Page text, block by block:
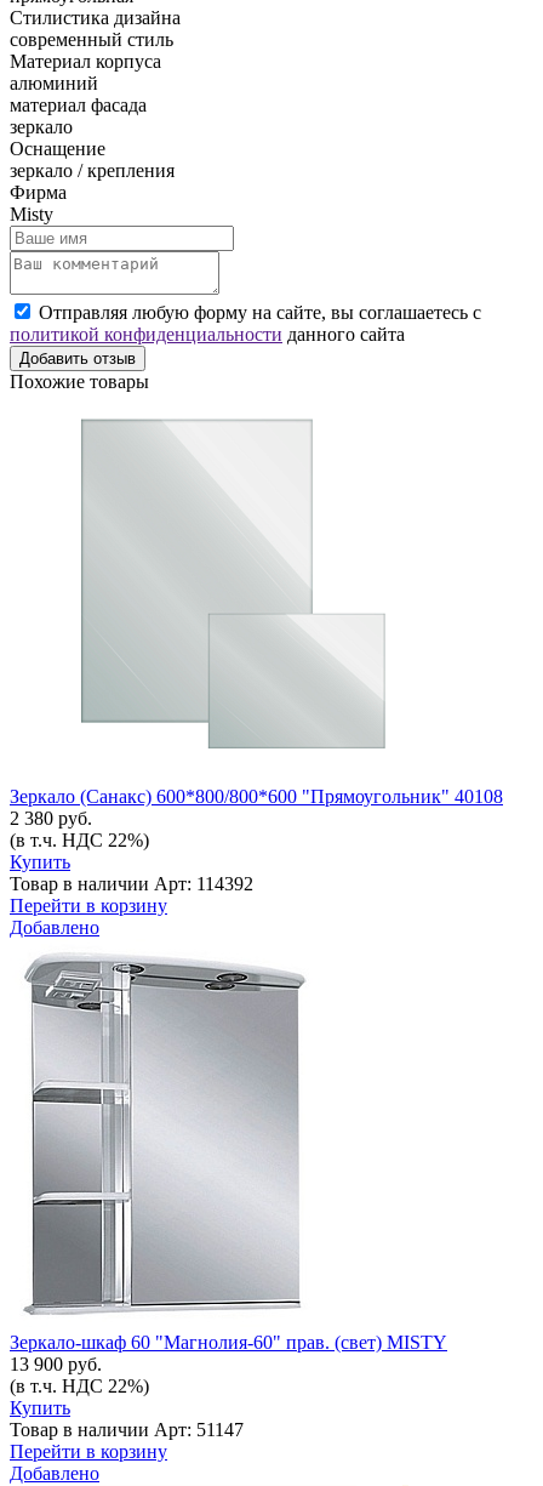
Стилистика дизайна
современный стиль
Материал корпуса
алюминий
материал фасада
зеркало
Оснащение
зеркало / крепления
Фирма
Misty
Отправляя любую форму на сайте, вы соглашаетесь с
политикой конфиденциальности данного сайта
Добавить отзыв
Похожие товары
Зеркало (Санакс) 600*800/800*600 "Прямоугольник" 40108
2 380 руб.
(в т.ч. НДС 22%)
Купить
Товар в наличии Арт: 114392
Перейти в корзину
Добавлено
Зеркало-шкаф 60 "Магнолия-60" прав. (свет) MISTY
13 900 руб.
(в т.ч. НДС 22%)
Купить
Товар в наличии Арт: 51147
Перейти в корзину
Добавлено